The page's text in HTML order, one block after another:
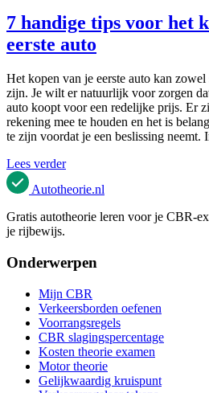
7 handige tips voor het
eerste auto
Het kopen van je eerste auto kan
zijn. Je wilt er natuurlijk voor zorgen
auto koopt voor een redelijke prijs. Er
rekening mee te houden en het is
te zijn voordat je een beslissing
Lees verder
Autotheorie.nl
Gratis autotheorie leren voor je CBR-
je rijbewijs.
Onderwerpen
Mijn CBR
Verkeersborden oefenen
Voorrangsregels
CBR slagingspercentage
Kosten theorie examen
Motor theorie
Gelijkwaardig kruispunt